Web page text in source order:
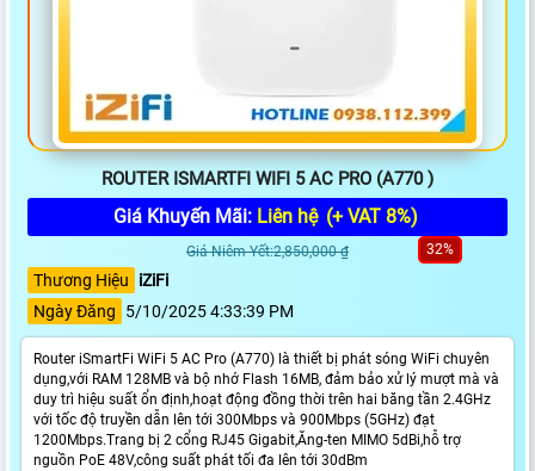
ROUTER ISMARTFI WIFI 5 AC PRO (A770 )
Giá Khuyến Mãi: Liên hệ (+ VAT 8%)
Giá Niêm Yết:2,850,000 ₫ 32%
Thương Hiệu
iZiFi
Ngày Đăng
5/10/2025 4:33:39 PM
Router iSmartFi WiFi 5 AC Pro (A770) là thiết bị phát sóng WiFi chuyên
dụng,với RAM 128MB và bộ nhớ Flash 16MB, đảm bảo xử lý mượt mà và
duy trì hiệu suất ổn định,hoạt động đồng thời trên hai băng tần 2.4GHz
với tốc độ truyền dẫn lên tới 300Mbps và 900Mbps (5GHz) đạt
1200Mbps.Trang bị 2 cổng RJ45 Gigabit,Ăng-ten MIMO 5dBi,hỗ trợ
nguồn PoE 48V,công suất phát tối đa lên tới 30dBm